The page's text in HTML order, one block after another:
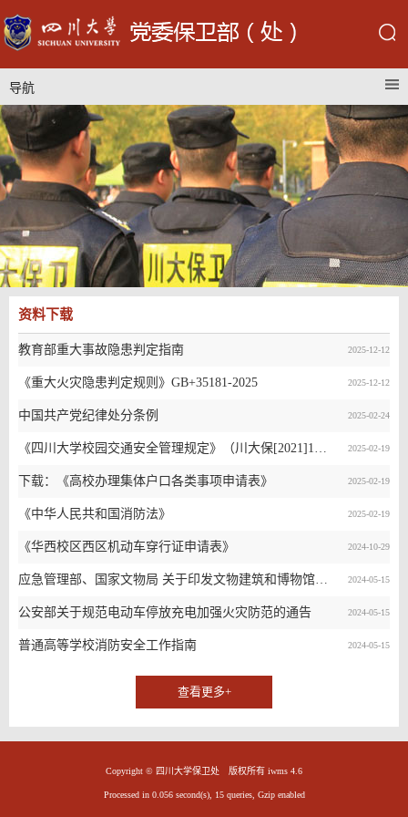
导航
资料下载
2025-12-12
教育部重大事故隐患判定指南
2025-12-12
《重大火灾隐患判定规则》GB+35181-2025
2025-02-24
中国共产党纪律处分条例
2025-02-19
《四川大学校园交通安全管理规定》（川大保[2021]1号）
2025-02-19
下载：《高校办理集体户口各类事项申请表》
2025-02-19
《中华人民共和国消防法》
2024-10-29
《华西校区西区机动车穿行证申请表》
2024-05-15
应急管理部、国家文物局 关于印发文物建筑和博物馆火灾风险防范指南及检查指引（试行）的通知
2024-05-15
公安部关于规范电动车停放充电加强火灾防范的通告
2024-05-15
普通高等学校消防安全工作指南
查看更多+
Copyright © 四川大学保卫处 版权所有 iwms 4.6
Processed in 0.056 second(s), 15 queries, Gzip enabled